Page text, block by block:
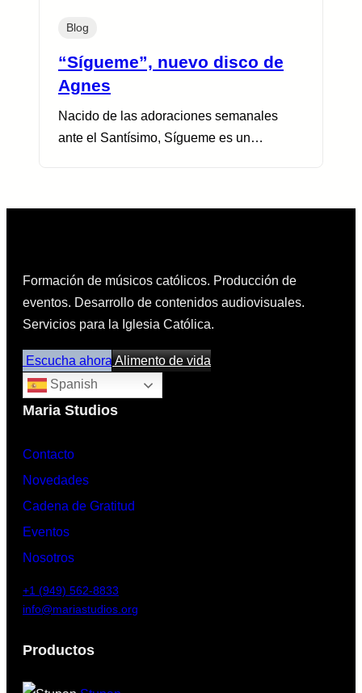
Blog
“Sígueme”, nuevo disco de
Agnes
Nacido de las adoraciones semanales
ante el Santísimo, Sígueme es un…
Formación de músicos católicos. Producción de
eventos. Desarrollo de contenidos audiovisuales.
Servicios para la Iglesia Católica.
Escucha ahoraAlimento de vida
Spanish
Maria Studios
Contacto
Novedades
Cadena de Gratitud
Eventos
Nosotros
+1 (949) 562-8833
info@mariastudios.org
Productos